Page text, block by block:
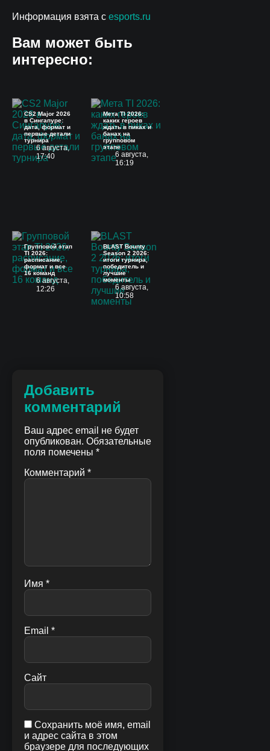
Информация взята с esports.ru
Вам может быть
интересно:
CS2 Major 2026
в Сингапуре:
дата, формат и
первые детали
турнира
6 августа,
17:40
Мета TI 2026:
каких героев
ждать в пиках и
банах на
групповом
этапе
6 августа,
16:19
Групповой этап
TI 2026:
расписание,
формат и все
16 команд
6 августа,
12:26
BLAST Bounty
Season 2 2026:
итоги турнира,
победитель и
лучшие
моменты
6 августа,
10:58
Добавить
комментарий
Ваш адрес email не будет
опубликован. Обязательные
поля помечены *
Комментарий *
Имя *
Email *
Сайт
Сохранить моё имя, email
и адрес сайта в этом
браузере для последующих